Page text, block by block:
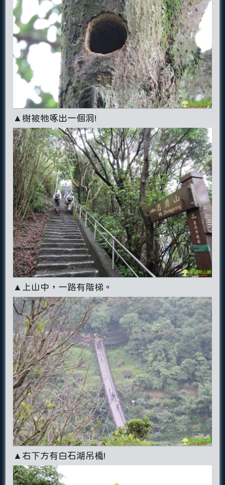
▲樹被牠啄出一個洞!
▲上山中，一路有階梯。
▲右下方有白石湖吊橋!